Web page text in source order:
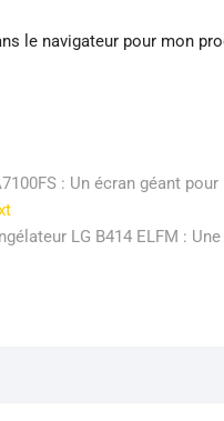
le navigateur pour mon
: Un écran géant
Next
post:
LG B414 ELFM :